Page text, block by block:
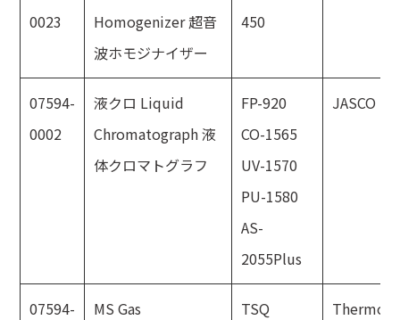
0023
Homogenizer 超音
波ホモジナイザー
450
07594-
0002
液クロ Liquid
Chromatograph 液
体クロマトグラフ
FP-920
CO-1565
UV-1570
PU-1580
AS-
2055Plus
JASCO
07594-
MS Gas
TSQ
Thermo